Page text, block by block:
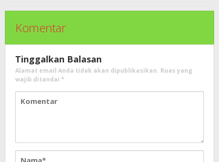
Komentar
Tinggalkan Balasan
Alamat email Anda tidak akan dipublikasikan. Ruas yang
wajib ditandai *